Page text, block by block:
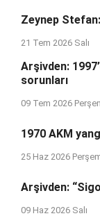
Zeynep
21 Tem 2026 Salı
Arşivden:
sorunları
09 Tem 2026
1970 AKM
25 Haz 2026
Arşivden:
09 Haz 2026 Salı